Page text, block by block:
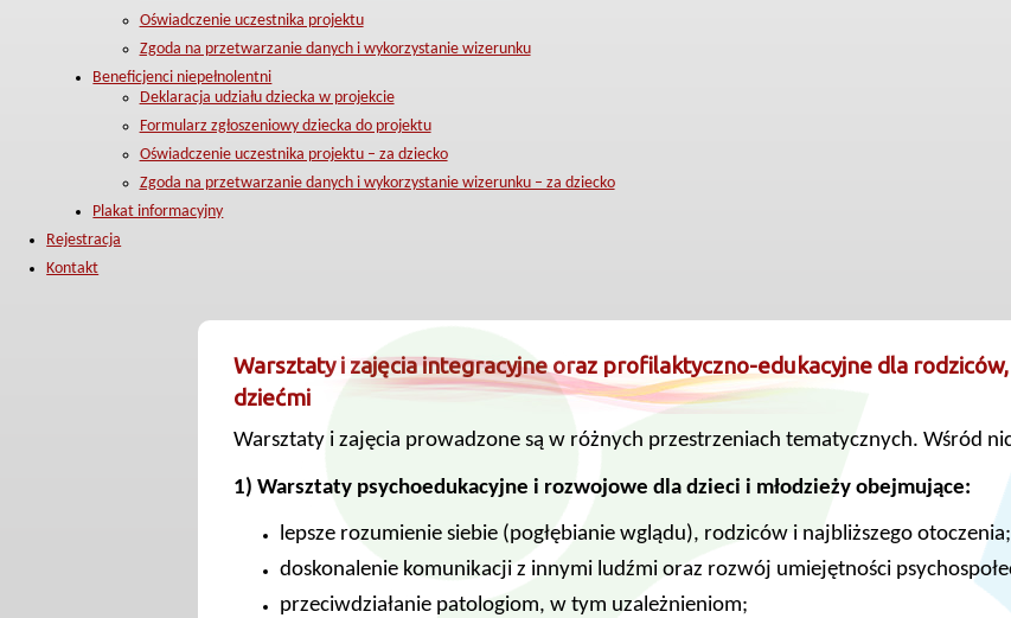
Oświadczenie uczestnika projektu
Zgoda na przetwarzanie danych i wykorzystanie wizerunku
Beneficjenci niepełnolentni
Deklaracja udziału dziecka w projekcie
Formularz zgłoszeniowy dziecka do projektu
Oświadczenie uczestnika projektu – za dziecko
Zgoda na przetwarzanie danych i wykorzystanie wizerunku – za dziecko
Plakat informacyjny
Rejestracja
Kontakt
Warsztaty i zajęcia integracyjne oraz profilaktyczno-edukacyjne dla rodziców,
dziećmi
Warsztaty i zajęcia prowadzone są w różnych przestrzeniach tematycznych. Wśród
1) Warsztaty psychoedukacyjne i rozwojowe dla dzieci i młodzieży obejmujące:
lepsze rozumienie siebie (pogłębianie wglądu), rodziców i najbliższego otoczenia;
doskonalenie komunikacji z innymi ludźmi oraz rozwój umiejętności
przeciwdziałanie patologiom, w tym uzależnieniom;